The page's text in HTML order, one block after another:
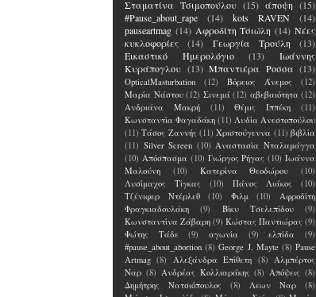
Σταματίνα Τσιμοπούλου (15) άποψη (15)
#Pause_about_rape
(14) kots RAVEN
(14)
pauseartmag (14) Αφροδίτη Τσιώλη (14) Νέες
κυκλοφορίες
(14) Γεωργία Τρούλη
(13)
Εικαστικό Ημερολόγιο
(13)
Ιωάννης
Κυράπογλου (13) Μπαντιέρα Ροσσα (13)
OpticalMasturbation (12) Βόρειος Άνεμος
(12)
Μαρία Νάστου (12) Σινεμά (12) αβεβαιότητα (12)
Ανδριάνα Μακρή
(11) Θέμις Ιππέκη
(11)
Κωνσταντία Φαγαδάκη (11) Λυδία Ανεστοπούλου
(11) Τάσος Ζαννής (11) Χριστούγεννα (11) βιβλία
(11) Silver Screen (10) Αναστασία Νταλαμάγγα
(10) Απόσπασμα (10) Γιώργος Ρήγας (10) Ιωάννα
Μαλούνη
(10) Κατερίνα Θεοδώρου
(10)
Λυσίμαχος Τίγκας
(10) Πάνος Λιάκος
(10)
Τζένιφερ Ντέρλεθ
(10) Φιλμ (10)
Αφροδίτη
Φραγκιαδουλάκη
(9) Βίκυ Τσελεπίδου
(9)
Κωνσταντίνα Ζάβαρη (9) Κώστας Παντιώρας (9)
Φώτης Τάδε
(9) αγωνία (9) ελπίδα
(9)
#pause_about_abortion (8) George J. Mayte (8) Pause
Artmag (8) Αλεξάνδρα Επίθετη (8) Αλμπέρτος
Ναρ (8) Ανδρέας Κολλιαράκης (8) Απόψεις (8)
Δημήτρης Νατσιόπουλος
(8) Λεων Ναρ
(8)